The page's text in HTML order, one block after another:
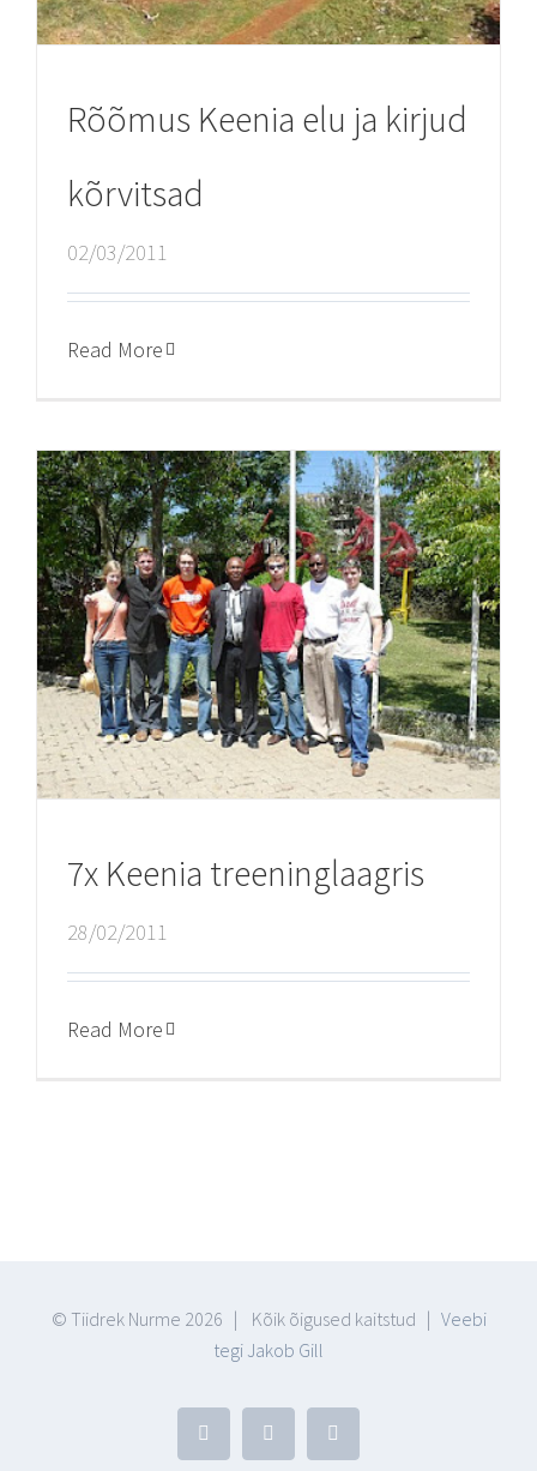
Rõõmus Keenia elu ja kirjud
kõrvitsad
02/03/2011
Read More
7x Keenia treeninglaagris
28/02/2011
Read More
© Tiidrek Nurme 2026 | Kõik õigused kaitstud | Veebi
tegi Jakob Gill
FacebookYouTubeBlogger